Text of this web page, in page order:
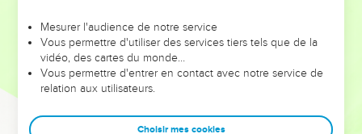
leur foi ou leur vision. Mais on voit moins les doutes, les erreurs
et les saisons difficiles qu'ils ont traversés, alors même que ce
sont elles qui les ont façonnés.
Dans cette conférence, leaders, entrepreneurs, et responsables
clés pour avancer avec plus de sagesse afin que leurs erreurs
Mesurer l'audience de notre service
Vous permettre d'utiliser des services tiers tels que de la
vidéo, des cartes du monde…
Vous permettre d'entrer en contact avec notre service de
relation aux utilisateurs.
Choisir mes cookies